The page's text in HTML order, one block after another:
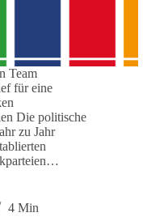
Team
für eine
Die politische
zu Jahr
4 Min